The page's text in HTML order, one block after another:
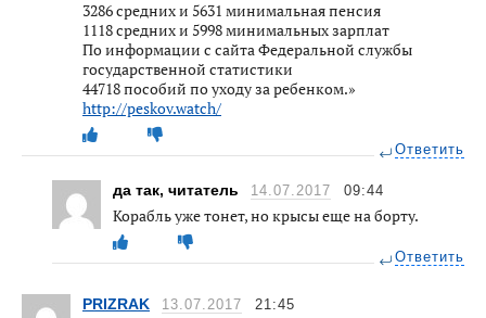
3286 средних и 5631 минимальная пенсия
1118 средних и 5998 минимальных зарплат
По информации с сайта Федеральной службы
государственной статистики
44718 пособий по уходу за ребенком.»
http://peskov.watch/
Ответить
да так, читатель 14.07.2017 09:44
Корабль уже тонет, но крысы еще на борту.
Ответить
PRIZRAK 13.07.2017 21:45